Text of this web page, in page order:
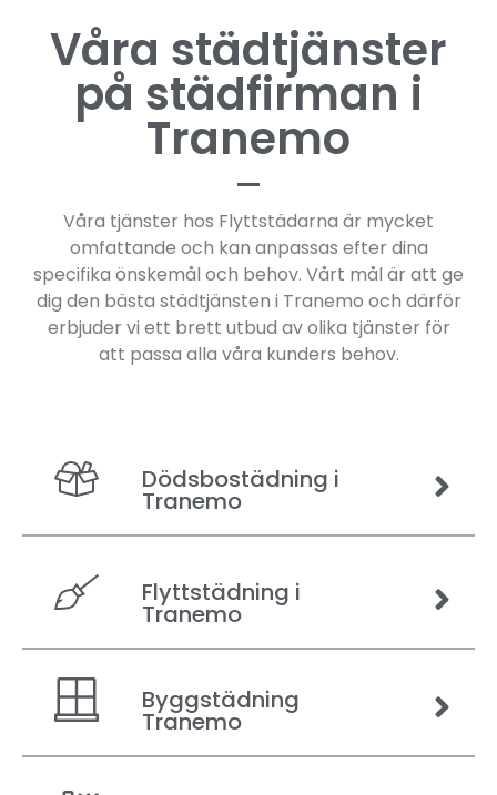
Våra städtjänster
på städfirman i
Tranemo
Våra tjänster hos Flyttstädarna är mycket
omfattande och kan anpassas efter dina
specifika önskemål och behov. Vårt mål är att ge
dig den bästa städtjänsten i Tranemo och därför
erbjuder vi ett brett utbud av olika tjänster för
att passa alla våra kunders behov.
Dödsbostädning i
Tranemo
Flyttstädning i
Tranemo
Byggstädning
Tranemo